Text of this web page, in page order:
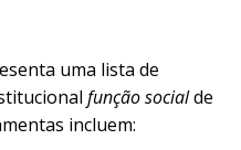
uma lista de
função socialde
incluem: